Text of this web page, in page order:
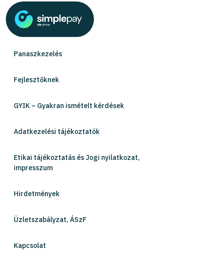
Panaszkezelés
Fejlesztőknek
GYIK – Gyakran ismételt kérdések
Adatkezelési tájékoztatók
Etikai tájékoztatás és Jogi nyilatkozat,
impresszum
Hirdetmények
Üzletszabályzat, ÁSzF
Kapcsolat